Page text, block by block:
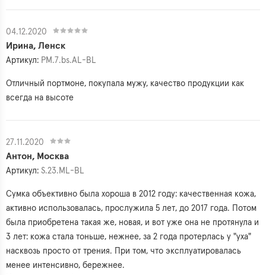
04.12.2020
Ирина, Ленск
Артикул: PM.7.bs.AL-BL
Отличный портмоне, покупала мужу, качество продукции как
всегда на высоте
27.11.2020
Антон, Москва
Артикул: S.23.ML-BL
Сумка объективно была хороша в 2012 году: качественная кожа,
активно использовалась, прослужила 5 лет, до 2017 года. Потом
была приобретена такая же, новая, и вот уже она не протянула и
3 лет: кожа стала тоньше, нежнее, за 2 года протерлась у "уха"
насквозь просто от трения. При том, что эксплуатировалась
менее интенсивно, бережнее.